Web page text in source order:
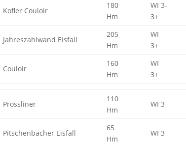
Kofler Couloir
180
Hm
WI 3-
3+
Jahreszahlwand Eisfall
205
Hm
WI
3+
Couloir
160
Hm
WI
3+
Prossliner
110
Hm
WI 3
Pitschenbacher Eisfall
65
Hm
WI 3